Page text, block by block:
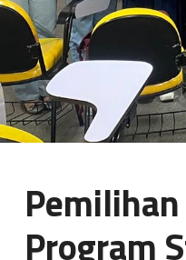
Program